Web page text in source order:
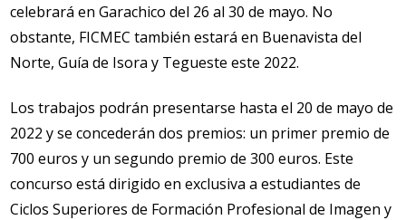
celebrará en Garachico del 26 al 30 de mayo. No
obstante, FICMEC también estará en Buenavista del
Norte, Guía de Isora y Tegueste este 2022.
Los trabajos podrán presentarse hasta el 20 de mayo de
2022 y se concederán dos premios: un primer premio de
700 euros y un segundo premio de 300 euros. Este
concurso está dirigido en exclusiva a estudiantes de
Ciclos Superiores de Formación Profesional de Imagen y